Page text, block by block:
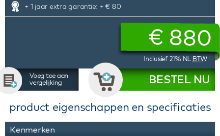
+ 1 jaar extra garantie: + € 80
€ 880
Inclusief 21% NL BTW
Voeg toe aan
vergelijking
BESTEL NU
product eigenschappen en specificaties
Kenmerken